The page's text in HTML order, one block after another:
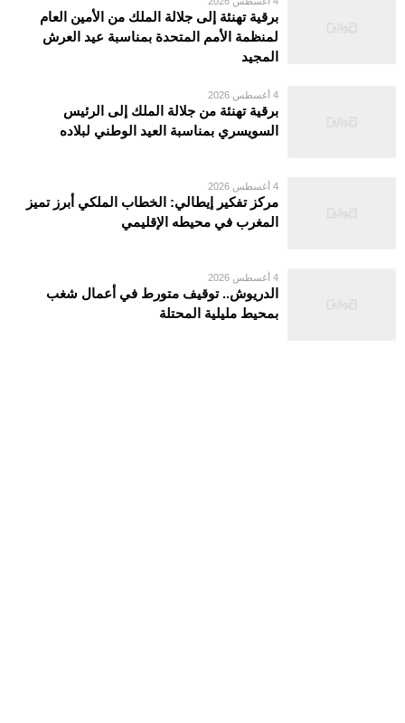
برقية تهنئة إلى جلالة الملك من الأمين العام
لمنظمة الأمم المتحدة بمناسبة عيد العرش
المجيد
4 أغسطس 2026
برقية تهنئة من جلالة الملك إلى الرئيس
السويسري بمناسبة العيد الوطني لبلاده
4 أغسطس 2026
مركز تفكير إيطالي: الخطاب الملكي أبرز تميز
المغرب في محيطه الإقليمي
4 أغسطس 2026
الدريوش.. توقيف متورط في أعمال شغب
بمحيط مليلية المحتلة